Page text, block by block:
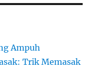
Ampuh
Trik Memasak